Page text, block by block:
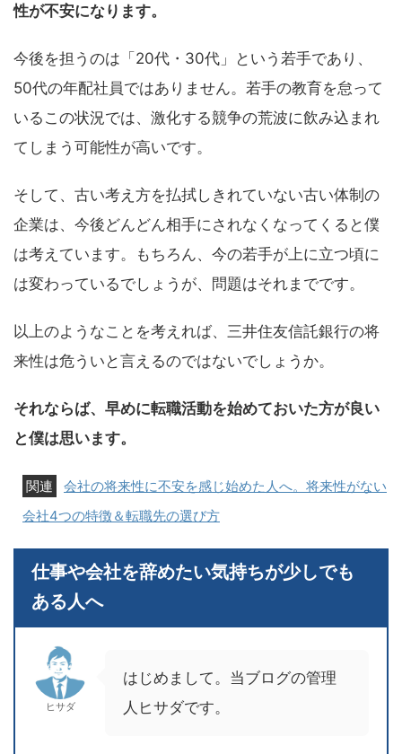
性が不安になります。
今後を担うのは「20代・30代」という若手であり、
50代の年配社員ではありません。若手の教育を怠って
いるこの状況では、激化する競争の荒波に飲み込まれ
てしまう可能性が高いです。
そして、古い考え方を払拭しきれていない古い体制の
企業は、今後どんどん相手にされなくなってくると僕
は考えています。もちろん、今の若手が上に立つ頃に
は変わっているでしょうが、問題はそれまでです。
以上のようなことを考えれば、三井住友信託銀行の将
来性は危ういと言えるのではないでしょうか。
それならば、早めに転職活動を始めておいた方が良い
と僕は思います。
会社の将来性に不安を感じ始めた人へ。将来性がない
会社4つの特徴＆転職先の選び方
仕事や会社を辞めたい気持ちが少しでも
ある人へ
ヒサダ
はじめまして。当ブログの管理
人ヒサダです。